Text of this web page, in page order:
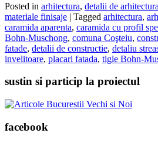
Posted in arhitectura, detalii de arhitectura
materiale finisaje | Tagged arhitectura,
caramida aparenta, caramida cu profil
Bohn-Muschong, comuna Coşteiu,
fatade, detalii de constructie, detaliu
invelitoare, placari fatada, tigle Bohn-
sustin si particip la proiectul
facebook